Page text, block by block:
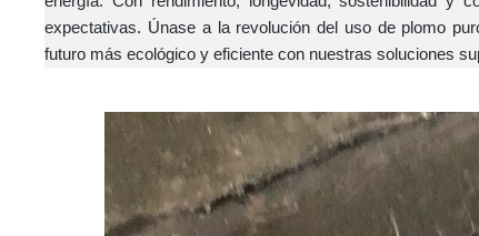
expectativas. Únase a la revolución del uso de plomo
futuro más ecológico y eficiente con nuestras soluciones